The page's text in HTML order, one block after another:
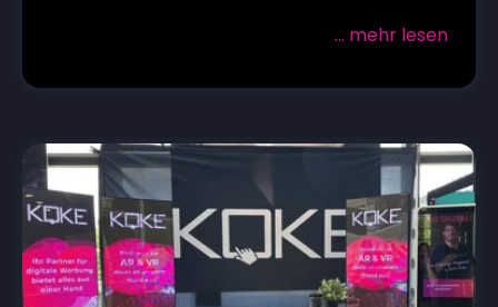
... mehr lesen